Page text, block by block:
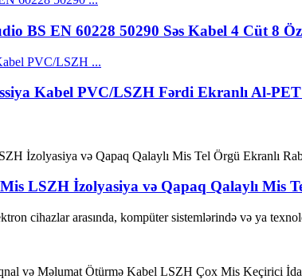
BS EN 60228 50290 Səs Kabel 4 Cüt 8
Kabel PVC/LSZH Fərdi Ekranlı Al-
LSZH İzolyasiya və Qapaq Qalaylı Mis
cihazlar arasında, kompüter sistemlərində və ya